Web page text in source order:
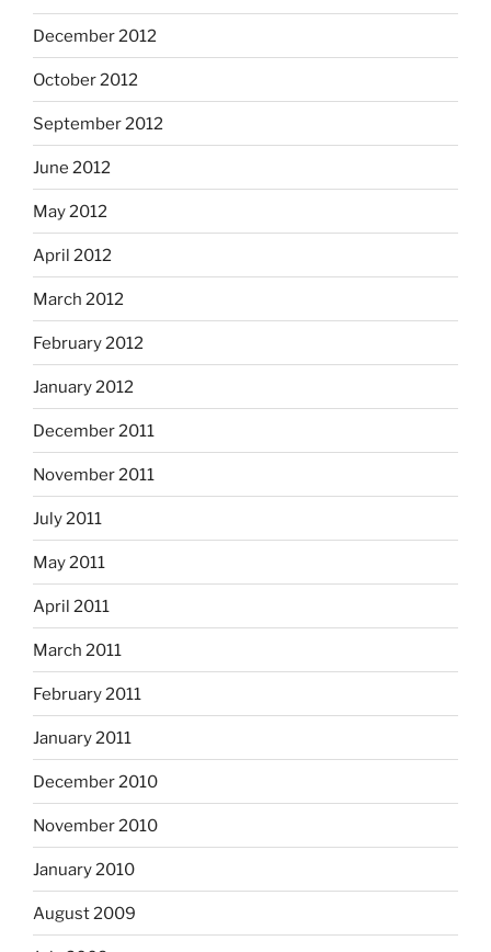
December 2012
October 2012
September 2012
June 2012
May 2012
April 2012
March 2012
February 2012
January 2012
December 2011
November 2011
July 2011
May 2011
April 2011
March 2011
February 2011
January 2011
December 2010
November 2010
January 2010
August 2009